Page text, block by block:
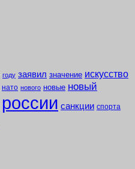
году заявил значение искусство
нато нового новые новый
россии санкции спорта